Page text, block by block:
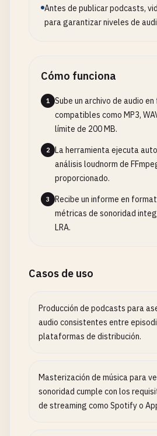
Antes de publicar podcasts,
para garantizar niveles de
Cómo funciona
1
Sube un archivo de audio
compatibles como MP3,
límite de 200 MB.
2
La herramienta ejecuta
análisis loudnorm de
proporcionado.
3
Recibe un informe en
métricas de sonoridad
LRA.
Casos de uso
Producción de podcasts para
audio consistentes entre
plataformas de distribución.
Masterización de música para
sonoridad cumple con los
de streaming como Spotify o